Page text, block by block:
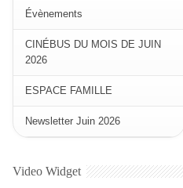
Évènements
CINÉBUS DU MOIS DE JUIN
2026
ESPACE FAMILLE
Newsletter Juin 2026
Video Widget